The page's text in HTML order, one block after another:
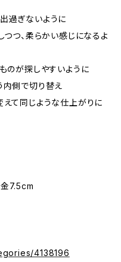
過ぎないように
つつ、柔らかい感じになるよ
のが探しやすいように
内側で切り替え
えて同じような仕上がりに
7.5cm
4138196